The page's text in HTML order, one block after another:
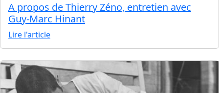
A propos de Thierry Zéno, entretien avec
Guy-Marc Hinant
Lire l'article